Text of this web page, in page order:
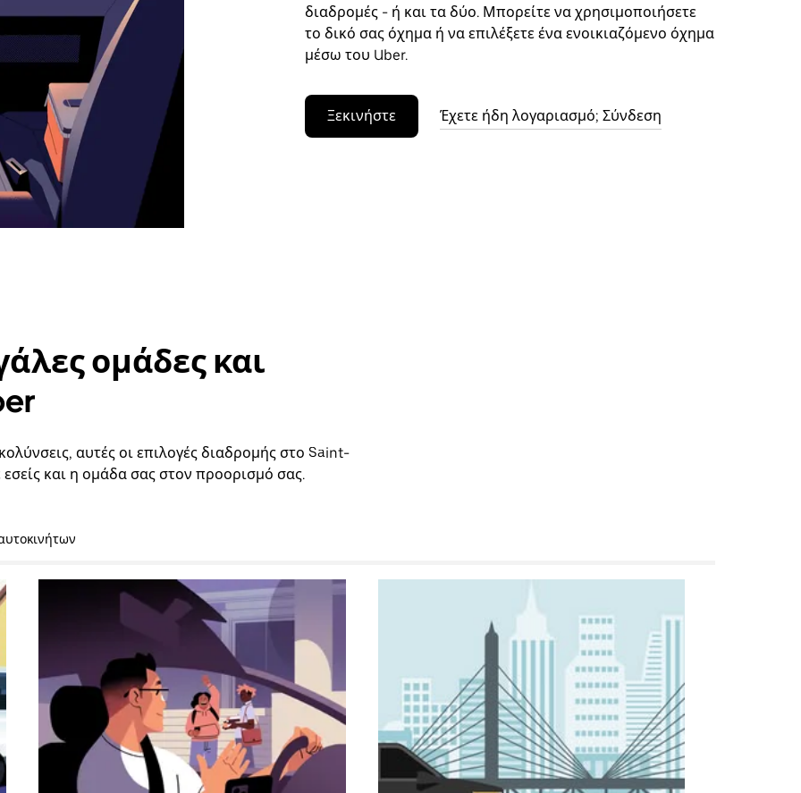
διαδρομές - ή και τα δύο. Μπορείτε να χρησιμοποιήσετε
το δικό σας όχημα ή να επιλέξετε ένα ενοικιαζόμενο όχημα
μέσω του Uber.
Ξεκινήστε Έχετε ήδη λογαριασμό; Σύνδεση
ομάδες και
αυτές οι επιλογές διαδρομής στο Saint-
και η ομάδα σας στον προορισμό σας.